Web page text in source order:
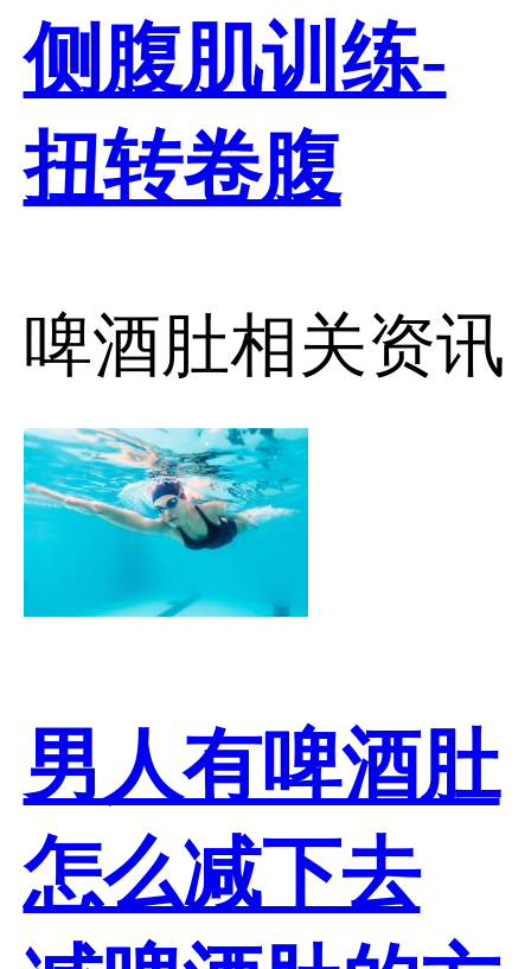
侧腹肌训练-
扭转卷腹
啤酒肚相关资讯
男人有啤酒肚
怎么减下去